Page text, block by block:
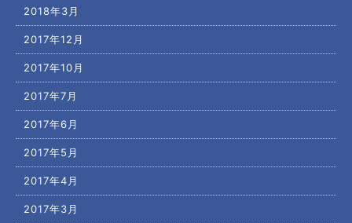
2018年3月
2017年12月
2017年10月
2017年7月
2017年6月
2017年5月
2017年4月
2017年3月